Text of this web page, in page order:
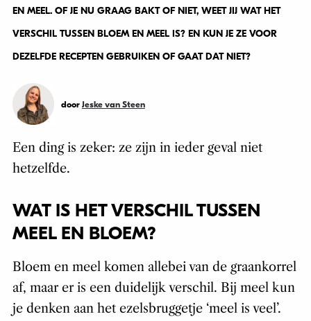
EN MEEL. OF JE NU GRAAG BAKT OF NIET, WEET JIJ WAT HET
VERSCHIL TUSSEN BLOEM EN MEEL IS? EN KUN JE ZE VOOR
DEZELFDE RECEPTEN GEBRUIKEN OF GAAT DAT NIET?
door Jeske van Steen
Een ding is zeker: ze zijn in ieder geval niet
hetzelfde.
WAT IS HET VERSCHIL TUSSEN
MEEL EN BLOEM?
Bloem en meel komen allebei van de graankorrel
af, maar er is een duidelijk verschil. Bij meel kun
je denken aan het ezelsbruggetje ‘meel is veel’.